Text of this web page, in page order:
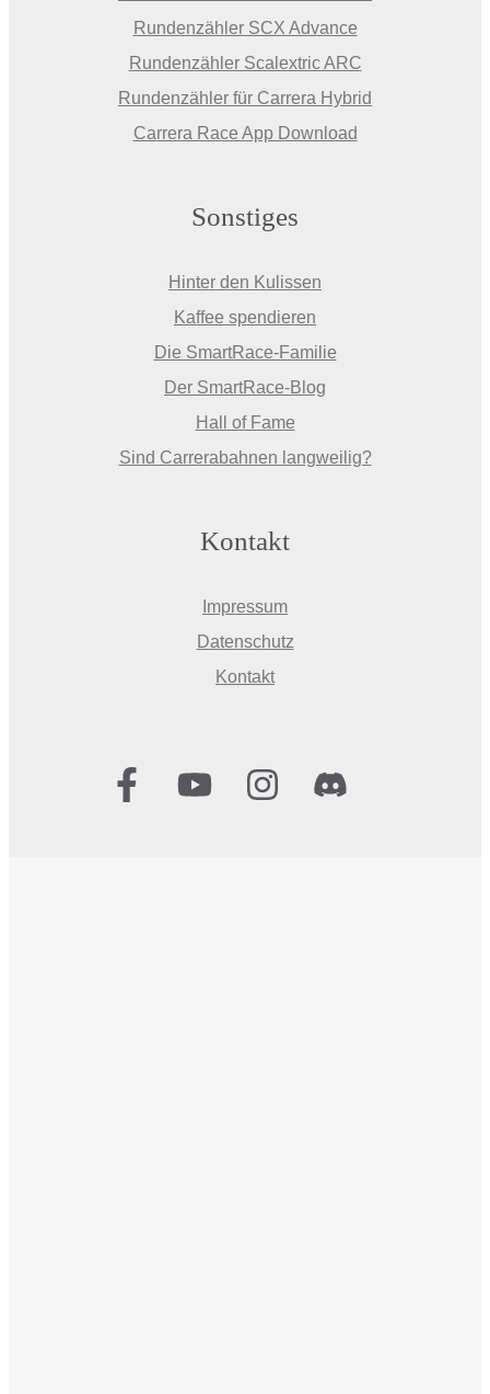
Rundenzähler SCX Advance
Rundenzähler Scalextric ARC
Rundenzähler für Carrera Hybrid
Carrera Race App Download
Sonstiges
Hinter den Kulissen
Kaffee spendieren
Die SmartRace-Familie
Der SmartRace-Blog
Hall of Fame
Sind Carrerabahnen langweilig?
Kontakt
Impressum
Datenschutz
Kontakt